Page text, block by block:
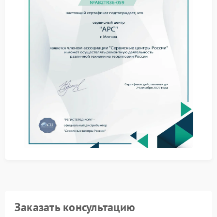
высоких температур или перепадов напряжения.
Правильная эксплуатация и периодический
контроль помогают отслеживать состояние.
Что делать при возникновении
неполадок
Полезные рекомендации
В первую очередь отключите нагрузку и проверьте
подключение кабелей. Избегайте самостоятельной
Обратитесь в специализированную организацию
для точного определения причины.
Ремонт APC в таких случаях требует
Когда обращаться в сервис
Заказать консультацию